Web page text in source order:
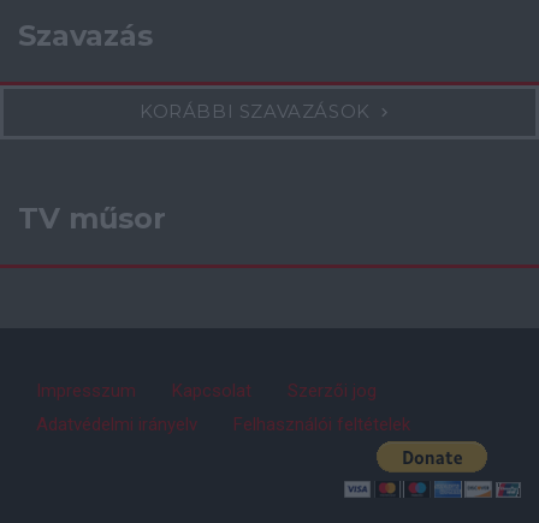
Szavazás
KORÁBBI SZAVAZÁSOK
TV műsor
Impresszum Kapcsolat
Szerzői jog
Adatvédelmi irányelv
Felhasználói feltételek